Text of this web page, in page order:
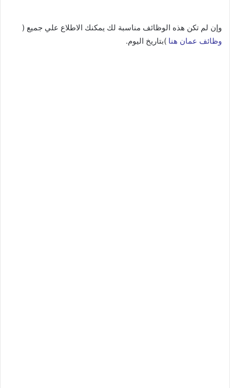
وإن لم تكن هذه الوظائف مناسبة لك يمكنك الاطلاع علي جميع (
وظائف عمان هنا )بتاريخ اليوم.